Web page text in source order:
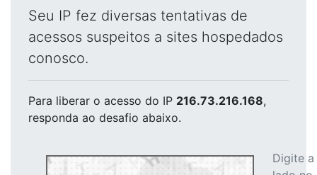
Seu IP fez diversas tentativas de
acessos suspeitos a sites hospedados
conosco.
Para liberar o acesso do IP 216.73.216.168,
responda ao desafio abaixo.
Digite